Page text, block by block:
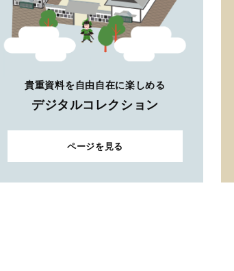
貴重資料を自由自在に楽しめる
デジタルコレクション
ページを見る